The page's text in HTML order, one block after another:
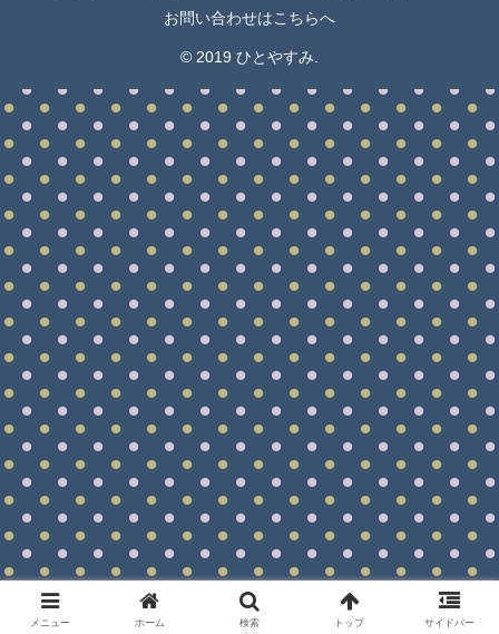
お問い合わせはこちらへ
© 2019 ひとやすみ.
メニュー ホーム 検索 トップ サイドバー